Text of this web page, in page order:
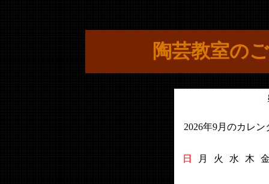
陶芸教室の
2026年9月のカレン
日 月 火 水 木